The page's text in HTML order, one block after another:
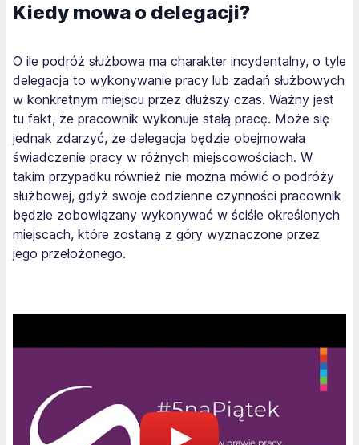
Kiedy mowa o delegacji?
O ile podróż służbowa ma charakter incydentalny, o tyle
delegacja to wykonywanie pracy lub zadań służbowych
w konkretnym miejscu przez dłuższy czas. Ważny jest
tu fakt, że pracownik wykonuje stałą pracę. Może się
jednak zdarzyć, że delegacja będzie obejmowała
świadczenie pracy w różnych miejscowościach. W
takim przypadku również nie można mówić o podróży
służbowej, gdyż swoje codzienne czynności pracownik
będzie zobowiązany wykonywać w ściśle określonych
miejscach, które zostaną z góry wyznaczone przez
jego przełożonego.